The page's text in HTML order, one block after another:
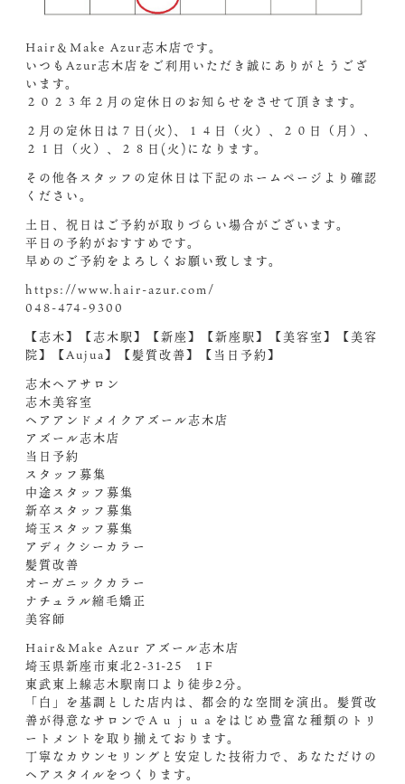
Hair＆Make Azur志木店です。
いつもAzur志木店をご利用いただき誠にありがとうござ
います。
２０２３年２月の定休日のお知らせをさせて頂きます。
２月の定休日は７日(火)、１４日（火）、２０日（月）、
２１日（火）、２８日(火)になります。
その他各スタッフの定休日は下記のホームページより確認
ください。
土日、祝日はご予約が取りづらい場合がございます。
平日の予約がおすすめです。
早めのご予約をよろしくお願い致します。
https://www.hair-azur.com/
048-474-9300
【志木】【志木駅】【新座】【新座駅】【美容室】【美容
院】【Aujua】【髪質改善】【当日予約】
志木ヘアサロン
志木美容室
ヘアアンドメイクアズール志木店
アズール志木店
当日予約
スタッフ募集
中途スタッフ募集
新卒スタッフ募集
埼玉スタッフ募集
アディクシーカラー
髪質改善
オーガニックカラー
ナチュラル縮毛矯正
美容師
Hair&Make Azur アズール志木店
埼玉県新座市東北2-31-25 1Ｆ
東武東上線志木駅南口より徒歩2分。
「白」を基調とした店内は、都会的な空間を演出。髪質改
善が得意なサロンでＡｕｊｕａをはじめ豊富な種類のトリ
ートメントを取り揃えております。
丁寧なカウンセリングと安定した技術力で、あなただけの
ヘアスタイルをつくります。